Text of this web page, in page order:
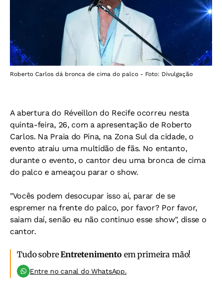
Roberto Carlos dá bronca de cima do palco - Foto: Divulgação
A abertura do Réveillon do Recife ocorreu nesta
quinta-feira, 26, com a apresentação de Roberto
Carlos. Na Praia do Pina, na Zona Sul da cidade, o
evento atraiu uma multidão de fãs. No entanto,
durante o evento, o cantor deu uma bronca de cima
do palco e ameaçou parar o show.
"Vocês podem desocupar isso aí, parar de se
espremer na frente do palco, por favor? Por favor,
saiam daí, senão eu não continuo esse show", disse o
cantor.
Tudo sobreEntretenimento em primeira mão!
Entre no canal do WhatsApp.